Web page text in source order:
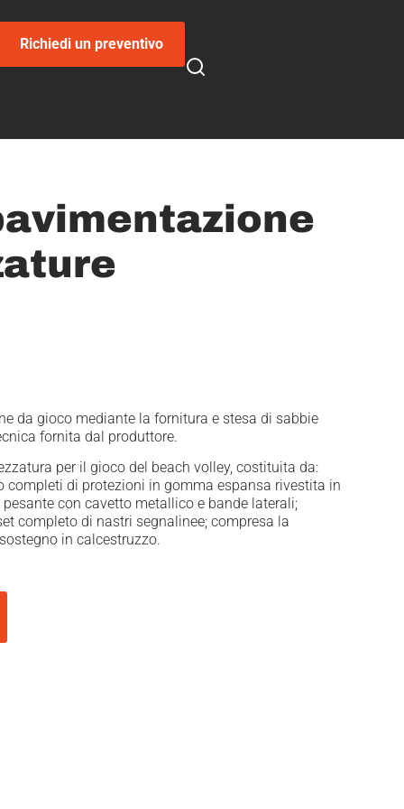
Richiedi un preventivo
da gioco mediante la fornitura e stesa di sabbie
fornita dal produttore.
per il gioco del beach volley, costituita da:
di protezioni in gomma espansa rivestita in
con cavetto metallico e bande laterali;
completo di nastri segnalinee; compresa la
in calcestruzzo.